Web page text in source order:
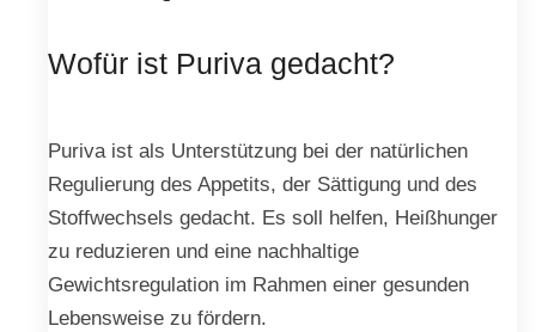
Wofür ist Puriva gedacht?
Puriva ist als Unterstützung bei der natürlichen
Regulierung des Appetits, der Sättigung und des
Stoffwechsels gedacht. Es soll helfen, Heißhunger
zu reduzieren und eine nachhaltige
Gewichtsregulation im Rahmen einer gesunden
Lebensweise zu fördern.